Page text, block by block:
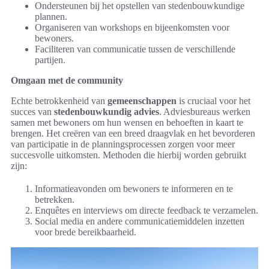
Ondersteunen bij het opstellen van stedenbouwkundige
plannen.
Organiseren van workshops en bijeenkomsten voor
bewoners.
Faciliteren van communicatie tussen de verschillende
partijen.
Omgaan met de community
Echte betrokkenheid van gemeenschappen is cruciaal voor het
succes van stedenbouwkundig advies. Adviesbureaus werken
samen met bewoners om hun wensen en behoeften in kaart te
brengen. Het creëren van een breed draagvlak en het bevorderen
van participatie in de planningsprocessen zorgen voor meer
succesvolle uitkomsten. Methoden die hierbij worden gebruikt
zijn:
Informatieavonden om bewoners te informeren en te
betrekken.
Enquêtes en interviews om directe feedback te verzamelen.
Social media en andere communicatiemiddelen inzetten
voor brede bereikbaarheid.